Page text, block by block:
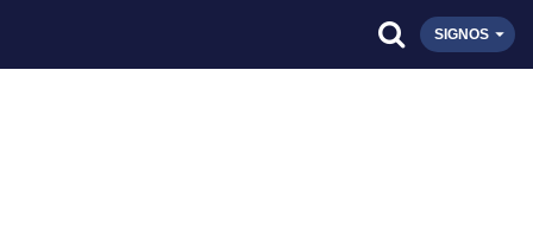
SIGNOS